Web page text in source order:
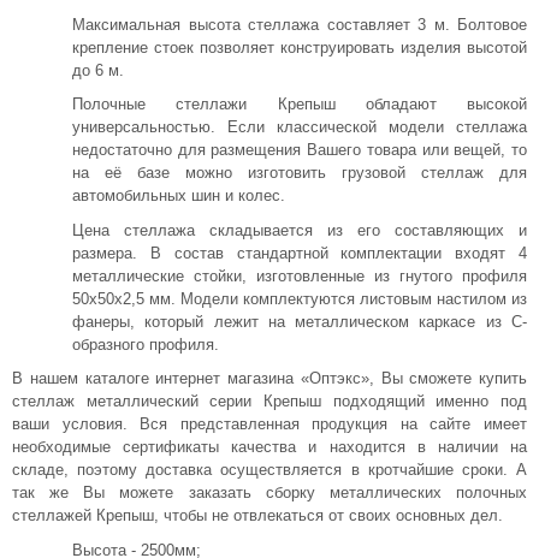
Максимальная высота стеллажа составляет 3 м. Болтовое
крепление стоек позволяет конструировать изделия высотой
до 6 м.
Полочные стеллажи Крепыш обладают высокой
универсальностью. Если классической модели стеллажа
недостаточно для размещения Вашего товара или вещей, то
на её базе можно изготовить грузовой стеллаж для
автомобильных шин и колес.
Цена стеллажа складывается из его составляющих и
размера. В состав стандартной комплектации входят 4
металлические стойки, изготовленные из гнутого профиля
50х50х2,5 мм. Модели комплектуются листовым настилом из
фанеры, который лежит на металлическом каркасе из С-
образного профиля.
В нашем каталоге интернет магазина «Оптэкс», Вы сможете купить
стеллаж металлический серии Крепыш подходящий именно под
ваши условия. Вся представленная продукция на сайте имеет
необходимые сертификаты качества и находится в наличии на
складе, поэтому доставка осуществляется в кротчайшие сроки. А
так же Вы можете заказать сборку металлических полочных
стеллажей Крепыш, чтобы не отвлекаться от своих основных дел.
Высота - 2500мм;